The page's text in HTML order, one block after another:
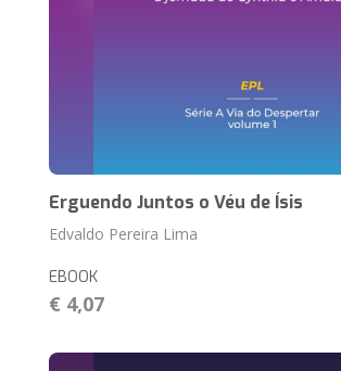
Erguendo Juntos o Véu de Ísis
Edvaldo Pereira Lima
EBOOK
€ 4,07